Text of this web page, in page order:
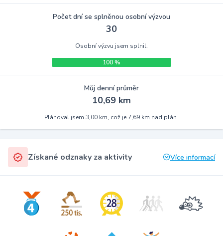
Počet dní se splněnou osobní výzvou
30
Osobní výzvu jsem splnil.
100 %
Můj denní průměr
10,69 km
Plánoval jsem 3,00 km, což je 7,69 km nad plán.
Získané odznaky za aktivity Více informací